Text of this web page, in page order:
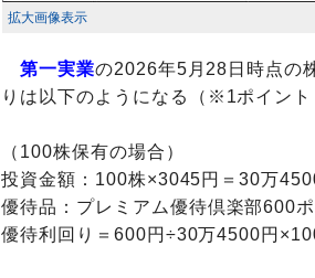
拡大画像表示
第一実業の2026年5月28日時点の
りは以下のようになる（※1ポイント
（100株保有の場合）
投資金額：100株×3045円＝30万
優待品：プレミアム優待倶楽部600ポ
優待利回り＝600円÷30万4500円